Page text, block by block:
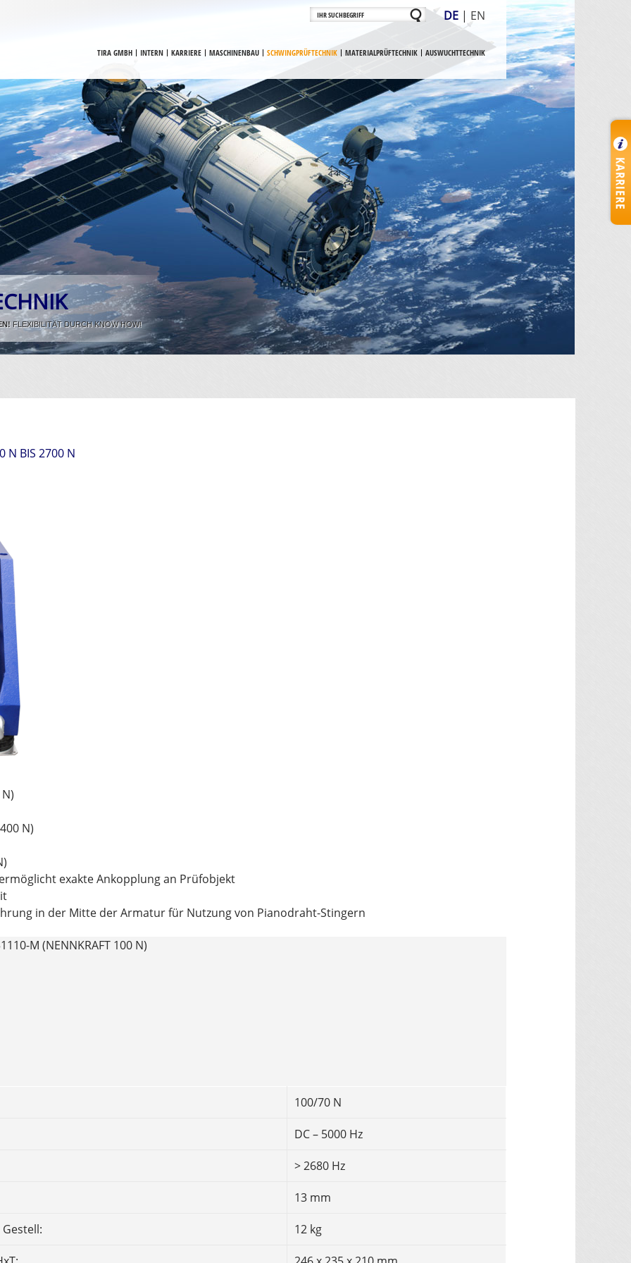
DE | EN
TIRA GMBH INTERN KARRIERE MASCHINENBAU SCHWINGPRÜFTECHNIK MATERIALPRÜFTECHNIK AUSWUCHTTECHNIK
FLEXIBILITÄT DURCH KNOW HOW!
N BIS 2700 N
N)
exakte Ankopplung an Prüfobjekt
in der Mitte der Armatur für Nutzung von Pianodraht-Stingern
M (NENNKRAFT 100 N)
100/70 N
DC – 5000 Hz
> 2680 Hz
13 mm
12 kg